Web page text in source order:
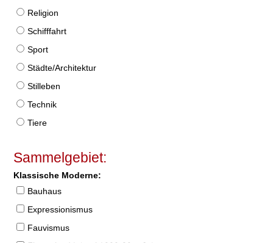
Religion
Schifffahrt
Sport
Städte/Architektur
Stilleben
Technik
Tiere
Sammelgebiet:
Klassische Moderne:
Bauhaus
Expressionismus
Fauvismus